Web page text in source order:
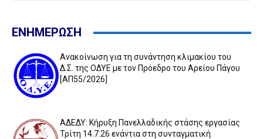
ΕΝΗΜΕΡΩΣΗ
Ανακοίνωση για τη συνάντηση κλιμακίου του
Δ.Σ. της ΟΔΥΕ με τον Πρόεδρο του Αρείου Πάγου
[ΑΠ55/2026]
ΑΔΕΔΥ: Κήρυξη Πανελλαδικής στάσης εργασίας
Τρίτη 14.7.26 ενάντια στη συνταγματική